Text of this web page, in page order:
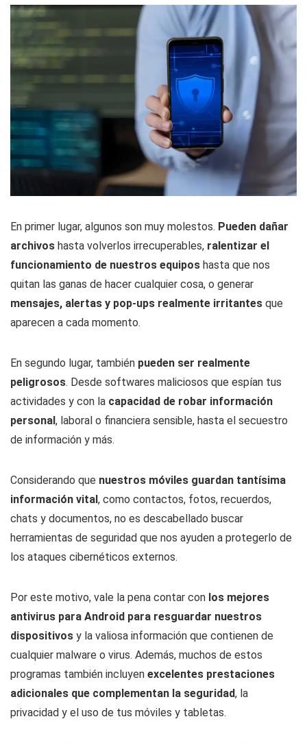
En primer lugar, algunos son muy molestos. Pueden dañar
archivos hasta volverlos irrecuperables, ralentizar el
funcionamiento de nuestros equipos hasta que nos
quitan las ganas de hacer cualquier cosa, o generar
mensajes, alertas y pop-ups realmente irritantes que
aparecen a cada momento.
En segundo lugar, también pueden ser realmente
peligrosos. Desde softwares maliciosos que espían tus
actividades y con la capacidad de robar información
personal, laboral o financiera sensible, hasta el secuestro
de información y más.
Considerando que nuestros móviles guardan tantísima
información vital, como contactos, fotos, recuerdos,
chats y documentos, no es descabellado buscar
herramientas de seguridad que nos ayuden a protegerlo de
los ataques cibernéticos externos.
Por este motivo, vale la pena contar con los mejores
antivirus para Android para resguardar nuestros
dispositivos y la valiosa información que contienen de
cualquier malware o virus. Además, muchos de estos
programas también incluyen excelentes prestaciones
adicionales que complementan la seguridad, la
privacidad y el uso de tus móviles y tabletas.